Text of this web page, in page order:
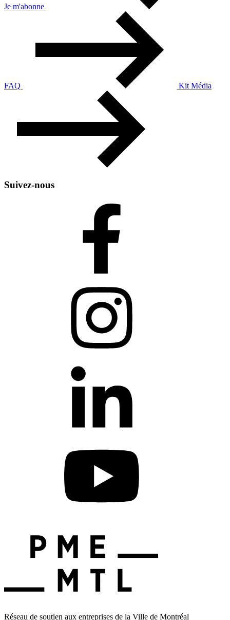
Je m'abonne
FAQ Kit Média
Suivez-nous
Réseau de soutien aux entreprises de la Ville de Montréal